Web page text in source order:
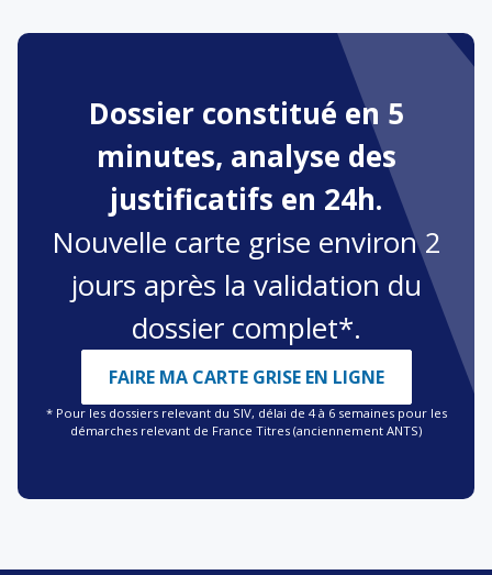
Dossier constitué en 5
minutes, analyse des
justificatifs en 24h.
Nouvelle carte grise environ 2
jours après la validation du
dossier complet*.
FAIRE MA CARTE GRISE EN LIGNE
* Pour les dossiers relevant du SIV, délai de 4 à 6 semaines pour les
démarches relevant de France Titres (anciennement ANTS)